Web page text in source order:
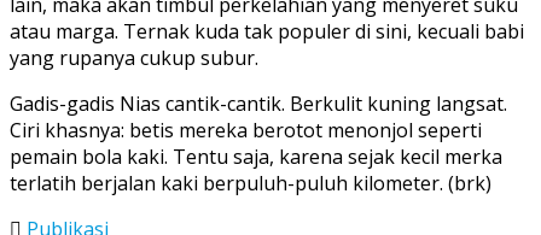
atau marga. Ternak kuda tak populer di sini, kecuali babi
yang rupanya cukup subur.
Gadis-gadis Nias cantik-cantik. Berkulit kuning langsat.
Ciri khasnya: betis mereka berotot menonjol seperti
pemain bola kaki. Tentu saja, karena sejak kecil merka
terlatih berjalan kaki berpuluh-puluh kilometer. (brk)
Publikasi